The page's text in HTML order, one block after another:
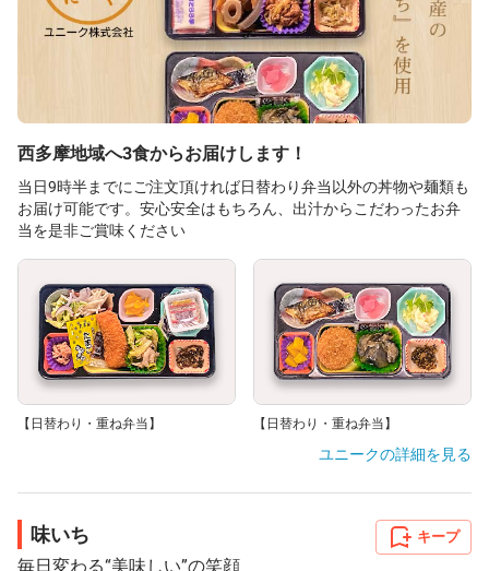
西多摩地域へ3食からお届けします！
当日9時半までにご注文頂ければ日替わり弁当以外の丼物や麺類も
お届け可能です。安心安全はもちろん、出汁からこだわったお弁
当を是非ご賞味ください
【日替わり・重ね弁当】 【日替わり・重ね弁当】
ユニークの詳細を見る
味いち
毎日変わる“美味しい”の笑顔
キープ